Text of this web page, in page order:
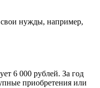
свои нужды, например,
6 000 рублей. За год
приобретения или